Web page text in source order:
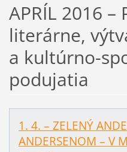
APRÍL 2016 –
literárne,
a kultúrno-
podujatia
1. 4. – ZELENÝ
ANDERSENOM – V